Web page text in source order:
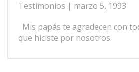
Testimonios | marzo 5, 1993
Mis papás te agradecen con
que hiciste por